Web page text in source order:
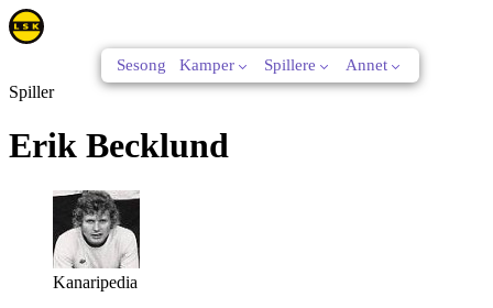
Sesong Kamper Spillere Annet
Spiller
Erik Becklund
Kanaripedia